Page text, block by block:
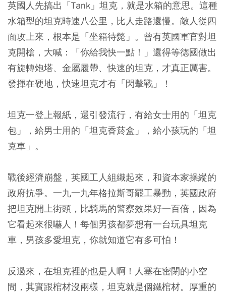
英國人先搞出「Tank」坦克，就是水箱的意思。這種
水箱型的坦克時速八公里，比人走路還慢。敵人從四
面攻上來，根本是「坐箱待斃」。曾有英國軍官對坦
克開槍，大喊：「你給我快一點！」還得等德國做出
有旋轉炮塔、金屬履帶、快速的坦克，才真正厲害。
發揮在硬地，快速坦克才有「閃擊戰」！
坦克一登上報紙，還引發流行，有給女士用的「坦克
包」，給男士用的「坦克香菸盒」，給小孩玩的「坦
克車」。
戰後經濟崩盤，英國工人組織起來，和資本家操縱的
政府抗爭。一九一九年格拉斯哥罷工暴動，英國政府
把坦克開上街頭，比騎馬的警察效果好一百倍，因為
它看起來很嚇人！每個男孩都夢想有一台玩具坦克
車，男孩多愛坦克，你就知道它有多可怕！
反過來，在坦克裡的也是人啊！人塞在密閉的小空
間，其實跟棺材沒兩樣，坦克就是個鐵棺材。厚重的